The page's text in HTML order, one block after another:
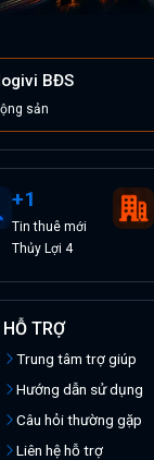
BĐS
sản
+1
Tinthuê mới
Thủy Lợi 4
HỖ TRỢ
Trung tâm trợ giúp
Hướng dẫn sử dụng
Câu hỏi thường gặp
Liên hệ hỗ trợ